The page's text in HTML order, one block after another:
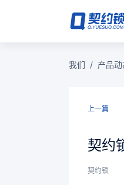
我们 / 产品动
上一篇
契约
契约锁